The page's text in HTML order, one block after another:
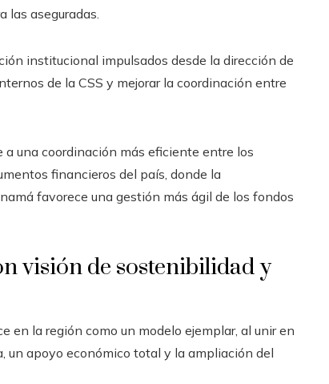
las aseguradas.
institucional impulsados desde la dirección de
de la CSS y mejorar la coordinación entre
una coordinación más eficiente entre los
financieros del país, donde la
favorece una gestión más ágil de los fondos
visión de sostenibilidad y
en la región como un modelo ejemplar, al unir en
un apoyo económico total y la ampliación del